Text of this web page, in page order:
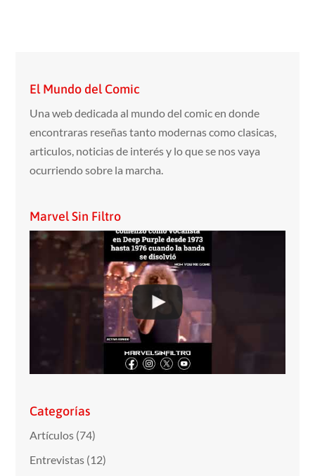
El Mundo del Comic
Una web dedicada al mundo del comic en donde
encontraras reseñas tanto modernas como clasicas,
articulos, noticias de interés y lo que se nos vaya
ocurriendo sobre la marcha.
Marvel Sin Filtro
Categorías
Artículos (74)
Entrevistas (12)